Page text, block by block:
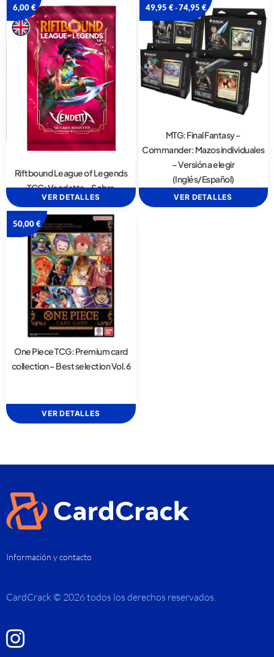
6,00€
Riftbound League of Legends
TCG: Vendetta – Sobre
VER DETALLES
49,95 €-74,95 €
MTG: Final Fantasy –
Commander: Mazos individuales
– Versión a elegir
(Inglés/Español)
VER DETALLES
50,00€
One Piece TCG: Premium card
collection – Best selection Vol.6
VER DETALLES
Información y contacto
CardCrack © 2026 todos los derechos reservados.